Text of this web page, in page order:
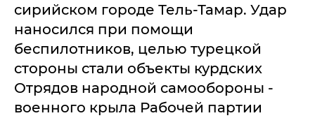
сирийском городе Тель-Тамар. Удар
наносился при помощи
беспилотников, целью турецкой
стороны стали объекты курдских
Отрядов народной самообороны -
военного крыла Рабочей партии